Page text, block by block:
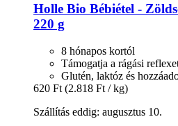
Holle Bio Bébiétel -​
220 g
8 hónapos kortól
Támogatja a rágási
Glutén, laktóz és
620 Ft (2.818 Ft / kg)
Szállítás eddig: augusztus 10.